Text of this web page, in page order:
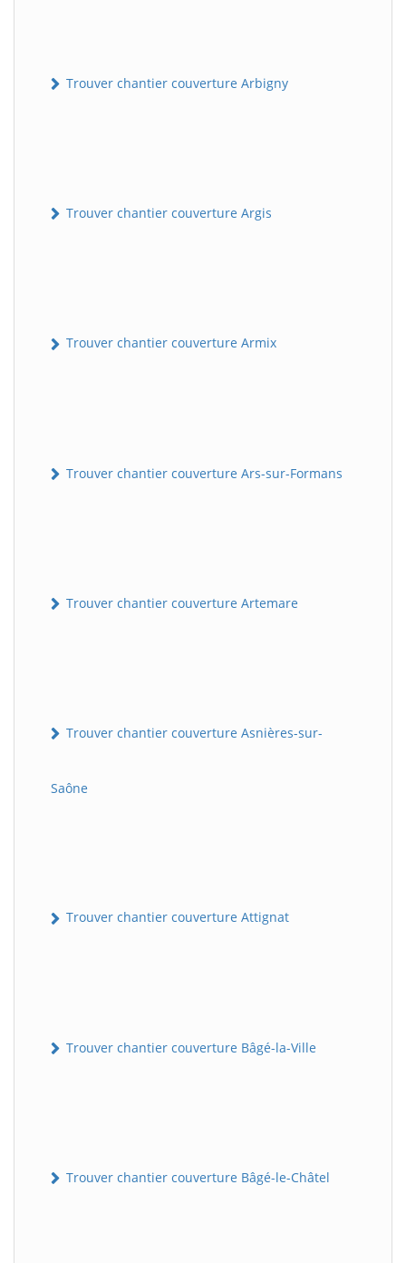
Trouver chantier couverture Arbigny
Trouver chantier couverture Argis
Trouver chantier couverture Armix
Trouver chantier couverture Ars-sur-Formans
Trouver chantier couverture Artemare
Trouver chantier couverture Asnières-sur-
Saône
Trouver chantier couverture Attignat
Trouver chantier couverture Bâgé-la-Ville
Trouver chantier couverture Bâgé-le-Châtel